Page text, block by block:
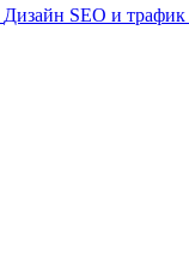
Дизайн SEO и трафик